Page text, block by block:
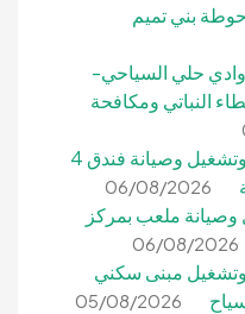
بني تميم
حلي السياحي-
النباتي ومكافحة
منافسة عامة- إنشاء وتشغيل وصيانة فندق 4
06/08/2026
ملعب بمركز
06/08/2026
مبنى سكني
05/08/2026